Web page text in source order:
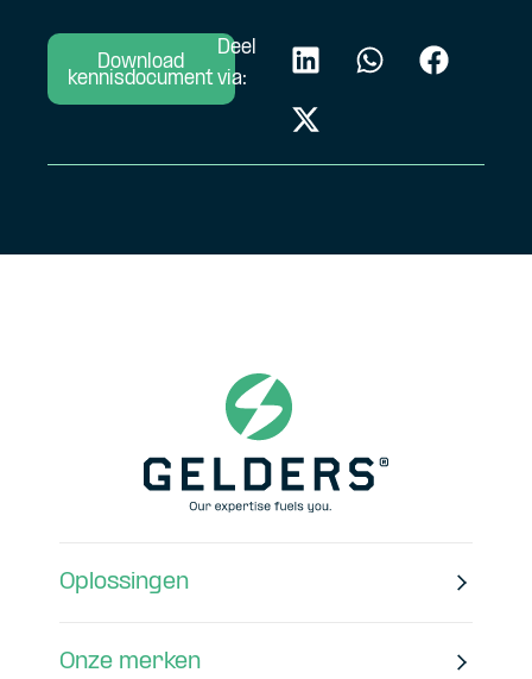
Download
kennisdocument
Deel
via:
Oplossingen
Onze merken